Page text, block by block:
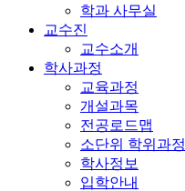
학과 사무실
교수진
교수소개
학사과정
교육과정
개설과목
전공로드맵
소단위 학위과정
학사정보
입학안내